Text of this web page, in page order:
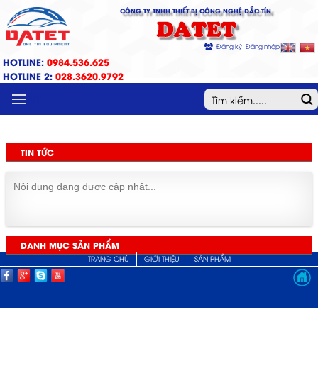
CÔNG TY TNHH THIẾT BỊ CÔNG NGHỆ ĐẮC TÍN
DATET
Đăng ký Đăng nhập
HOTLINE: 0984.536.625
HOTLINE 2: 028.3620.9792
MENU
TIN TỨC
Nội dung đang được cập nhật...
DANH MỤC SẢN PHẨM
TRANG CHỦ GIỚI THIỆU SẢN PHẨM